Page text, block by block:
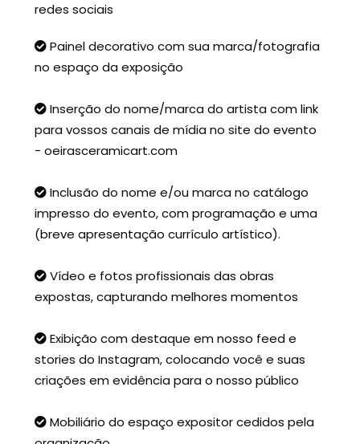
redes sociais
Painel decorativo com sua marca/fotografia
no espaço da exposição
Inserção do nome/marca do artista com link
para vossos canais de mídia no site do evento
- oeirasceramicart.com
Inclusão do nome e/ou marca no catálogo
impresso do evento, com programação e uma
(breve apresentação currículo artístico).
Vídeo e fotos profissionais das obras
expostas, capturando melhores momentos
Exibição com destaque em nosso feed e
stories do Instagram, colocando você e suas
criações em evidência para o nosso público
Mobiliário do espaço expositor cedidos pela